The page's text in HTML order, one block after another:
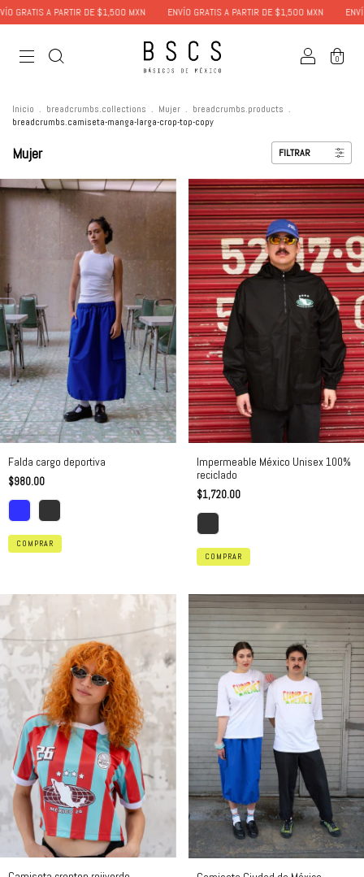
A PARTIR DE $1,500 MXN ENVÍO GRATIS A PARTIR DE $1,500 MXN ENVÍO
0
Inicio . breadcrumbs.collections . Mujer . breadcrumbs.products .
breadcrumbs.camiseta-manga-larga-crop-top-copy
Mujer FILTRAR
Falda cargo deportiva
$980.00
COMPRAR
Impermeable México Unisex 100%
reciclado
$1,720.00
COMPRAR